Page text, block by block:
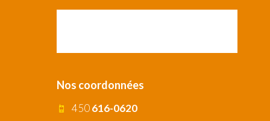
Nos coordonnées
450616-0620